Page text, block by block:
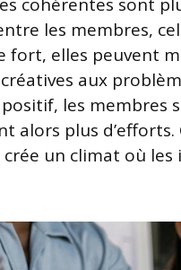
cohérentes sont
les membres,
fort, elles peuvent
aux
les membres
alors plus
un climat où